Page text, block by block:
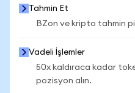
Tahmin Et
BZon ve kripto tahmin
Vadeli İşlemler
50x kaldıraca kadar
pozisyon alın.